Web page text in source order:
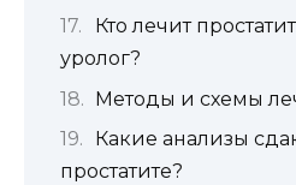
Кто лечит
уролог?
Методы и схемы
Какие анализы
простатите?